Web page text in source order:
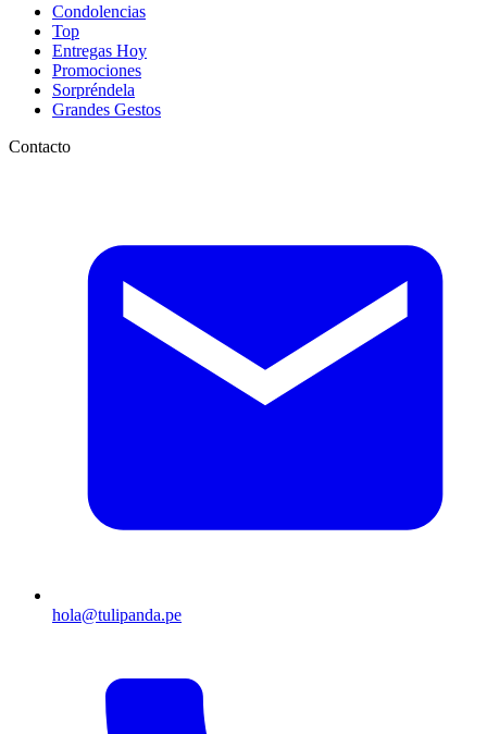
Condolencias
Top
Entregas Hoy
Promociones
Sorpréndela
Grandes Gestos
Contacto
hola@tulipanda.pe